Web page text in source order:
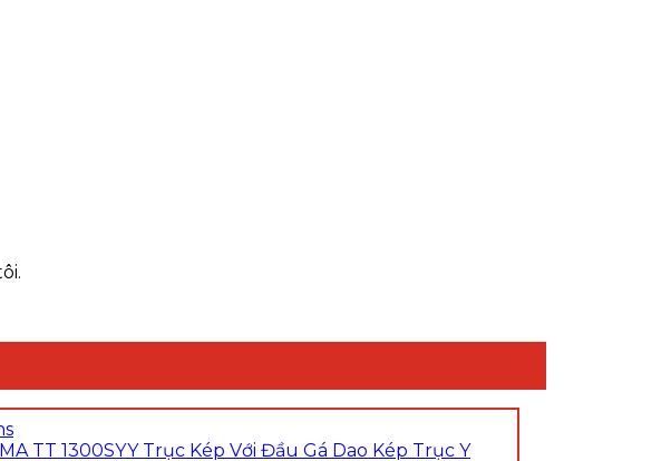
TT 1300SYY Trục Kép Với Đầu Gá Dao Kép Trục Y